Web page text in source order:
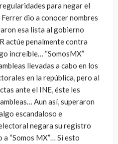
para negar el
dio a conocer nombres
esa lista al gobierno
actúe penalmente contra
increíble… “SomosMX”
llevadas a cabo en los
en la república, pero al
ante el INE, éste les
Aun así, superaron
escandaloso e
negara su registro
“Somos MX”… Si esto